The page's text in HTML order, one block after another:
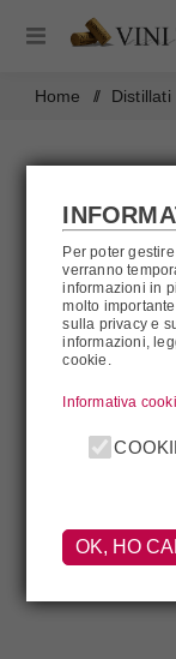
Home / Distillati
Per poter
verranno
informazioni in
molto
sulla privacy e
informazioni,
cookie.
Informativa
OK, HO